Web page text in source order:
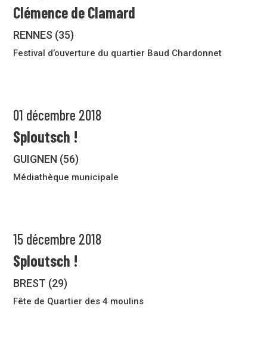
Clémence de Clamard
RENNES (35)
Festival d’ouverture du quartier Baud Chardonnet
01 décembre 2018
Sploutsch !
GUIGNEN (56)
Médiathèque municipale
15 décembre 2018
Sploutsch !
BREST (29)
Fête de Quartier des 4 moulins